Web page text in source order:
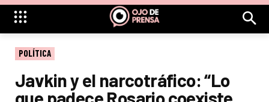
POLÍTICA
Javkin y el narcotráfico: “Lo
que padece Rosario coexiste